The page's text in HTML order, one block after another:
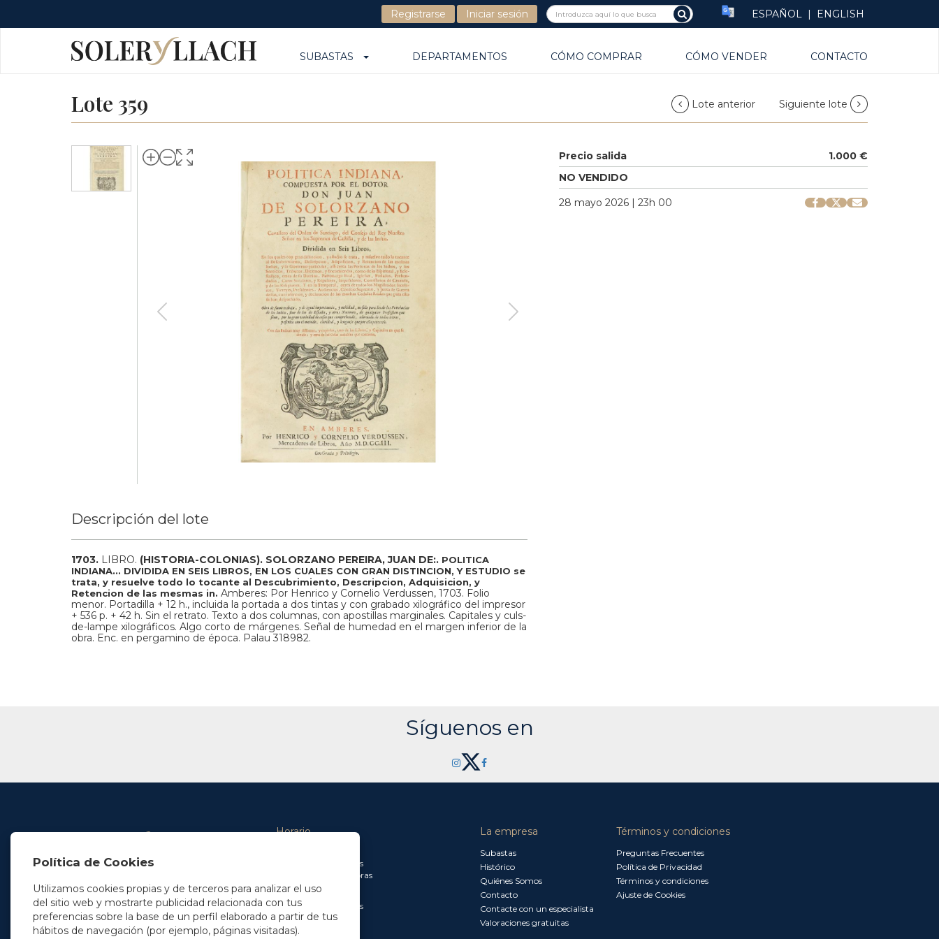
Registrarse Iniciar sesión ESPAÑOL | ENGLISH
SUBASTAS DEPARTAMENTOS CÓMO COMPRAR CÓMO VENDER CONTACTO
Lote 359 Lote anterior Siguiente lote
Precio salida
1.000 €
NO VENDIDO
28 mayo 2026 | 23h 00
Descripción del lote
1703. LIBRO. (HISTORIA-COLONIAS). SOLORZANO PEREIRA, JUAN DE:. POLITICA
INDIANA... DIVIDIDA EN SEIS LIBROS, EN LOS CUALES CON GRAN DISTINCION, Y ESTUDIO se
trata, y resuelve todo lo tocante al Descubrimiento, Descripcion, Adquisicion, y
Retencion de las mesmas in. Amberes: Por Henrico y Cornelio Verdussen, 1703. Folio
menor. Portadilla + 12 h., incluida la portada a dos tintas y con grabado xilográfico del impresor
+ 536 p. + 42 h. Sin el retrato. Texto a dos columnas, con apostillas marginales. Capitales y culs-
de-lampe xilográficos. Algo corto de márgenes. Señal de humedad en el margen inferior de la
obra. Enc. en pergamino de época. Palau 318982.
Síguenos en
En Madrid
info@soleryllach.com
En Barcelona
Beethoven 13
Horario
De 9.00 a 13.30 horas
y de 14.30 a 18.00 horas
Viernes:
De 8.30 a 15.00 horas
La empresa
Subastas
Histórico
Quiénes Somos
Contacto
Contacte con un especialista
Valoraciones gratuitas
Términos y condiciones
Preguntas Frecuentes
Política de Privacidad
Términos y condiciones
Ajuste de Cookies
Política de Cookies
Utilizamos cookies propias y de terceros para analizar el uso
del sitio web y mostrarte publicidad relacionada con tus
preferencias sobre la base de un perfil elaborado a partir de tus
hábitos de navegación (por ejemplo, páginas visitadas).